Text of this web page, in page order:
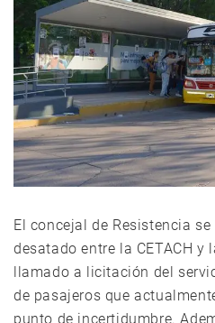
El concejal de Resistencia
desatado entre la CETACH y
llamado a licitación del
de pasajeros que
punto de incertidumbre.